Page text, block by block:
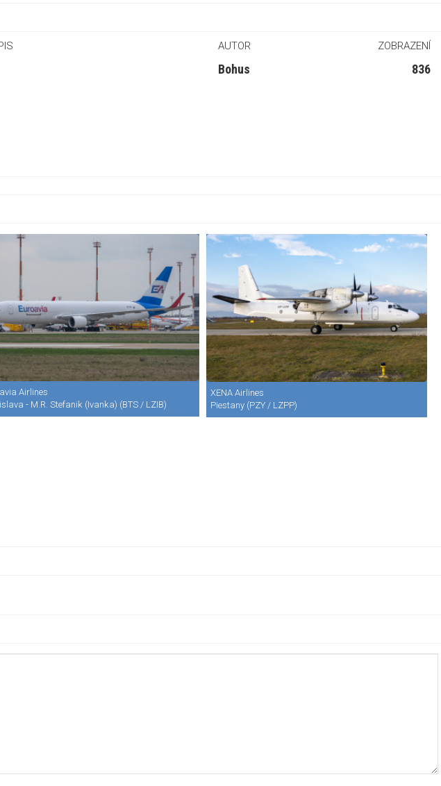
AUTOR ZOBRAZENÍ
Bohus 836
Airlines
- M.R. Stefanik (Ivanka) (BTS / LZIB)
XENA Airlines
Piestany (PZY / LZPP)